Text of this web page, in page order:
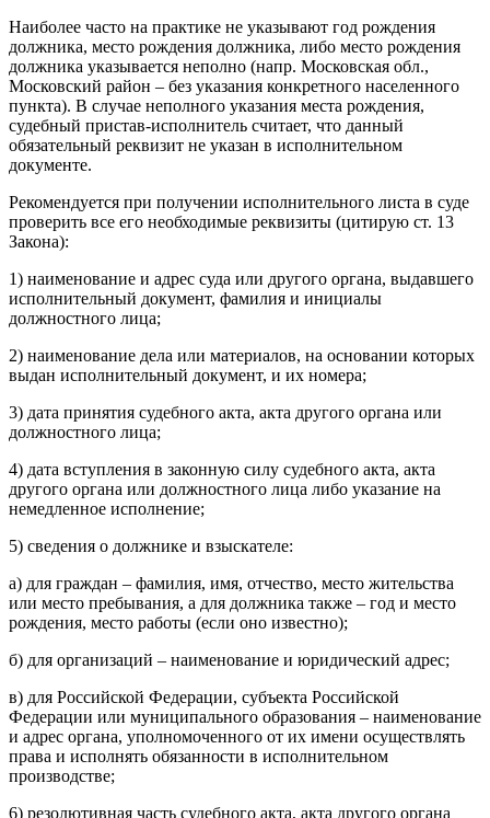
Наиболее часто на практике не указывают год рождения
должника, место рождения должника, либо место рождения
должника указывается неполно (напр. Московская обл.,
Московский район – без указания конкретного населенного
пункта). В случае неполного указания места рождения,
судебный пристав-исполнитель считает, что данный
обязательный реквизит не указан в исполнительном
документе.
Рекомендуется при получении исполнительного листа в суде
проверить все его необходимые реквизиты (цитирую ст. 13
Закона):
1) наименование и адрес суда или другого органа, выдавшего
исполнительный документ, фамилия и инициалы
должностного лица;
2) наименование дела или материалов, на основании которых
выдан исполнительный документ, и их номера;
3) дата принятия судебного акта, акта другого органа или
должностного лица;
4) дата вступления в законную силу судебного акта, акта
другого органа или должностного лица либо указание на
немедленное исполнение;
5) сведения о должнике и взыскателе:
а) для граждан – фамилия, имя, отчество, место жительства
или место пребывания, а для должника также – год и место
рождения, место работы (если оно известно);
б) для организаций – наименование и юридический адрес;
в) для Российской Федерации, субъекта Российской
Федерации или муниципального образования – наименование
и адрес органа, уполномоченного от их имени осуществлять
права и исполнять обязанности в исполнительном
производстве;
6) резолютивная часть судебного акта, акта другого органа